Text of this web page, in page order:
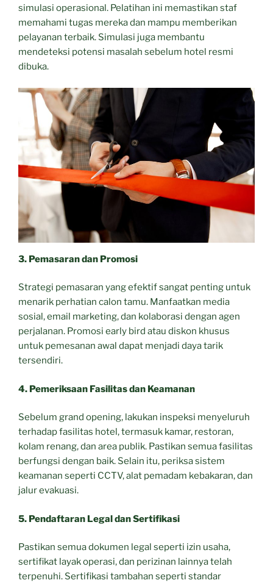
simulasi operasional. Pelatihan ini memastikan staf
memahami tugas mereka dan mampu memberikan
pelayanan terbaik. Simulasi juga membantu
mendeteksi potensi masalah sebelum hotel resmi
dibuka.
3. Pemasaran dan Promosi
Strategi pemasaran yang efektif sangat penting untuk
menarik perhatian calon tamu. Manfaatkan media
sosial, email marketing, dan kolaborasi dengan agen
perjalanan. Promosi early bird atau diskon khusus
untuk pemesanan awal dapat menjadi daya tarik
tersendiri.
4. Pemeriksaan Fasilitas dan Keamanan
Sebelum grand opening, lakukan inspeksi menyeluruh
terhadap fasilitas hotel, termasuk kamar, restoran,
kolam renang, dan area publik. Pastikan semua fasilitas
berfungsi dengan baik. Selain itu, periksa sistem
keamanan seperti CCTV, alat pemadam kebakaran, dan
jalur evakuasi.
5. Pendaftaran Legal dan Sertifikasi
Pastikan semua dokumen legal seperti izin usaha,
sertifikat layak operasi, dan perizinan lainnya telah
terpenuhi. Sertifikasi tambahan seperti standar